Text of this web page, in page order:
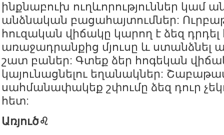
ինքնաբուխ ուղևորություններ կամ
անձնական բացահայտումներ:
հուզական վիճակը կարող է ձեզ
առաջադրանքից մյուսը և ստանձնել
շատ բաներ: Գտեք ձեր հոգեկան
կայունացնելու եղանակներ:
սահմանափակեք շփումը ձեզ դուր
հետ:
Առյուծ♌️